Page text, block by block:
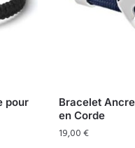
pour
Bracelet
en Corde
19,00€